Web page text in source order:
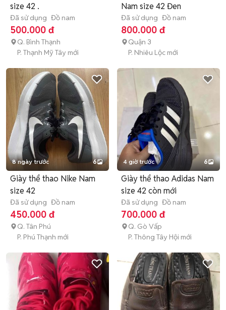
size 42 .
Đã sử dụng Đồ nam
500.000 đ
Q. Bình Thạnh
P. Thạnh Mỹ Tây mới
Nam size 42 Đen
Đã sử dụng Đồ nam
800.000 đ
Quận 3
P. Nhiêu Lộc mới
8 ngày trước 6
Giày thể thao Nike Nam
size 42
Đã sử dụng Đồ nam
450.000 đ
Q. Tân Phú
P. Phú Thạnh mới
4 giờ trước 6
Giày thể thao Adidas Nam
size 42 còn mới
Đã sử dụng Đồ nam
700.000 đ
Q. Gò Vấp
P. Thông Tây Hội mới